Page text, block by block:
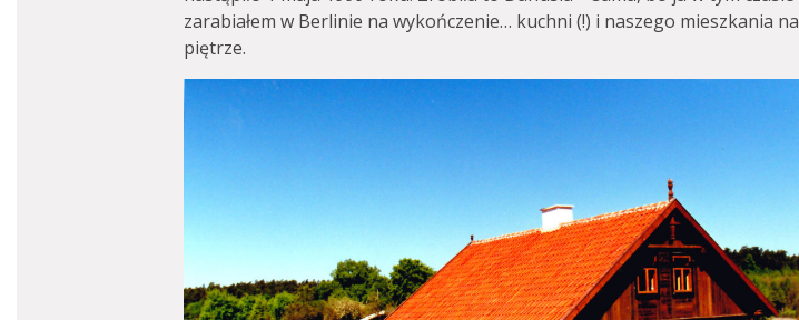
zarabiałem w Berlinie na wykończenie… kuchni (!) i naszego mieszkania na
piętrze.